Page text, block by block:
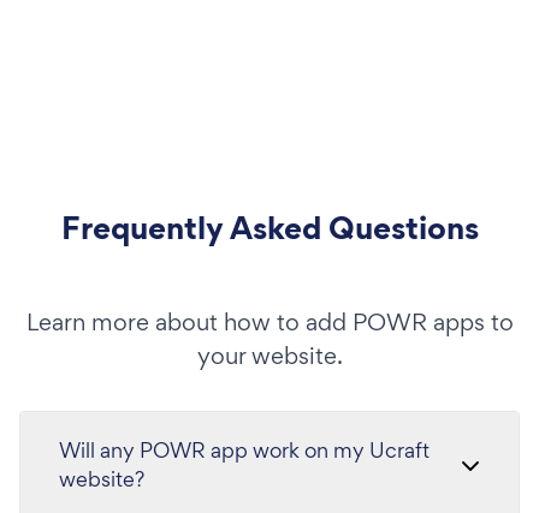
Frequently Asked Questions
Learn more about how to add POWR apps to
your website.
Will any POWR app work on my Ucraft
website?